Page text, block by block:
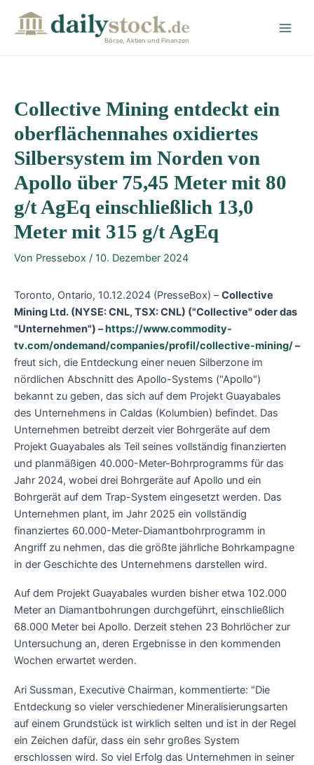
Börse, Aktien und Finanzen
Collective Mining entdeckt ein
oberflächennahes oxidiertes
Silbersystem im Norden von
Apollo über 75,45 Meter mit 80
g/t AgEq einschließlich 13,0
Meter mit 315 g/t AgEq
Von Pressebox / 10. Dezember 2024
Toronto, Ontario, 10.12.2024 (PresseBox) –Collective
Mining Ltd. (NYSE: CNL, TSX: CNL) ("Collective" oder das
"Unternehmen") –https://www.commodity-
tv.com/ondemand/companies/profil/collective-mining/–
freut sich, die Entdeckung einer neuen Silberzone im
nördlichen Abschnitt des Apollo-Systems ("Apollo")
bekannt zu geben, das sich auf dem Projekt Guayabales
des Unternehmens in Caldas (Kolumbien) befindet. Das
Unternehmen betreibt derzeit vier Bohrgeräte auf dem
Projekt Guayabales als Teil seines vollständig finanzierten
und planmäßigen 40.000-Meter-Bohrprogramms für das
Jahr 2024, wobei drei Bohrgeräte auf Apollo und ein
Bohrgerät auf dem Trap-System eingesetzt werden. Das
Unternehmen plant, im Jahr 2025 ein vollständig
finanziertes 60.000-Meter-Diamantbohrprogramm in
Angriff zu nehmen, das die größte jährliche Bohrkampagne
in der Geschichte des Unternehmens darstellen wird.
Auf dem Projekt Guayabales wurden bisher etwa 102.000
Meter an Diamantbohrungen durchgeführt, einschließlich
68.000 Meter bei Apollo. Derzeit stehen 23 Bohrlöcher zur
Untersuchung an, deren Ergebnisse in den kommenden
Wochen erwartet werden.
Ari Sussman, Executive Chairman, kommentierte: "Die
Entdeckung so vieler verschiedener Mineralisierungsarten
auf einem Grundstück ist wirklich selten und ist in der Regel
ein Zeichen dafür, dass ein sehr großes System
erschlossen wird. So viel Erfolg das Unternehmen in seiner